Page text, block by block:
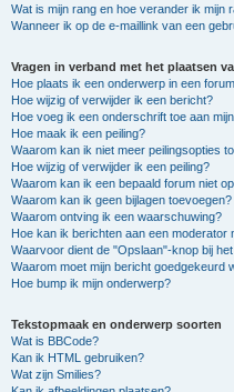
Wat is mijn rang en hoe verander ik mijn
Wanneer ik op de e-maillink van een
Vragen in verband met het plaatsen
Hoe plaats ik een onderwerp in een
Hoe wijzig of verwijder ik een bericht?
Hoe voeg ik een onderschrift toe aan
Hoe maak ik een peiling?
Waarom kan ik niet meer peilingsopties
Hoe wijzig of verwijder ik een peiling?
Waarom kan ik een bepaald forum niet
Waarom kan ik geen bijlagen toevoegen?
Waarom ontving ik een waarschuwing?
Hoe kan ik berichten aan een moderator
Waarvoor dient de "Opslaan"-knop bij
Waarom moet mijn bericht goedgekeurd
Hoe bump ik mijn onderwerp?
Tekstopmaak en onderwerp soorten
Wat is BBCode?
Kan ik HTML gebruiken?
Wat zijn Smilies?